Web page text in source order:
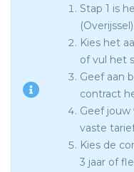
Stap 1 is
(Overijssel)
Kies het
of vul het
Geef aan
contract
Geef
vaste
Kies de
3 jaar of